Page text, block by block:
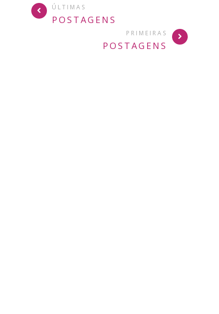
ÚLTIMAS
POSTAGENS
PRIMEIRAS
POSTAGENS